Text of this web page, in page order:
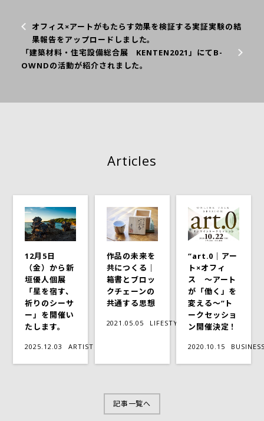
オフィス×アートがもたらす効果を検証する実証実験の結
果報告をアップロードしました。
「建築材料・住宅設備総合展 KENTEN2021」にてB-
OWNDの活動が紹介されました。
Articles
12月5日
（金）から新
垣優人個展
「星を宿す、
祈りのシーサ
ー」を開催い
たします。
2025.12.03 ARTIST
作品の未来を
共につくる｜
箱書とブロッ
クチェーンの
共通する思想
2021.05.05 LIFESTYLE
“art.0｜アー
ト×オフィ
ス ～アート
が「働く」を
変える～”ト
ークセッショ
ン開催決定！
2020.10.15
記事一覧へ